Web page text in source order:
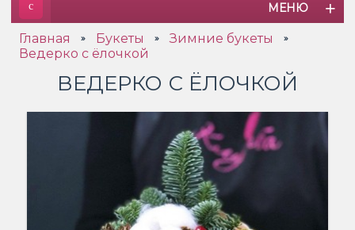
МЕНЮ
Главная » Букеты » Зимние букеты »
Ведерко с ёлочкой
ВЕДЕРКО С ЁЛОЧКОЙ